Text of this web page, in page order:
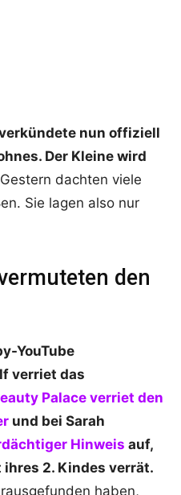
nun offiziell
Der Kleine wird
Gestern dachten viele
Sie lagen also nur
den
YouTube
verriet das
Palace verriet den
und bei Sarah
Hinweis auf,
2. Kindes verrät.
haben,